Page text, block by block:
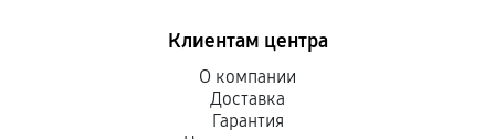
Клиентам центра
О компании
Доставка
Гарантия